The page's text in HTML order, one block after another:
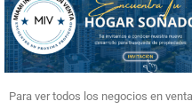
Para ver todos los negocios en